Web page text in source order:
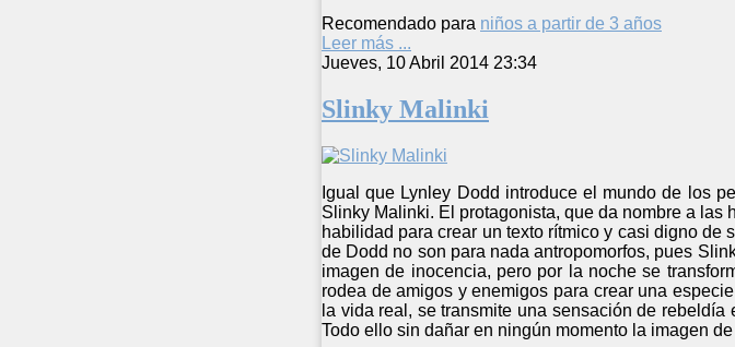
Recomendado para niños a partir de 3 años
Leer más ...
Jueves, 10 Abril 2014 23:34
Slinky Malinki
Igual que Lynley Dodd introduce el mundo de los
Slinky Malinki. El protagonista, que da nombre a
habilidad para crear un texto rítmico y casi digno
de Dodd no son para nada antropomorfos, pues
imagen de inocencia, pero por la noche se
rodea de amigos y enemigos para crear una
la vida real, se transmite una sensación de
Todo ello sin dañar en ningún momento la imagen